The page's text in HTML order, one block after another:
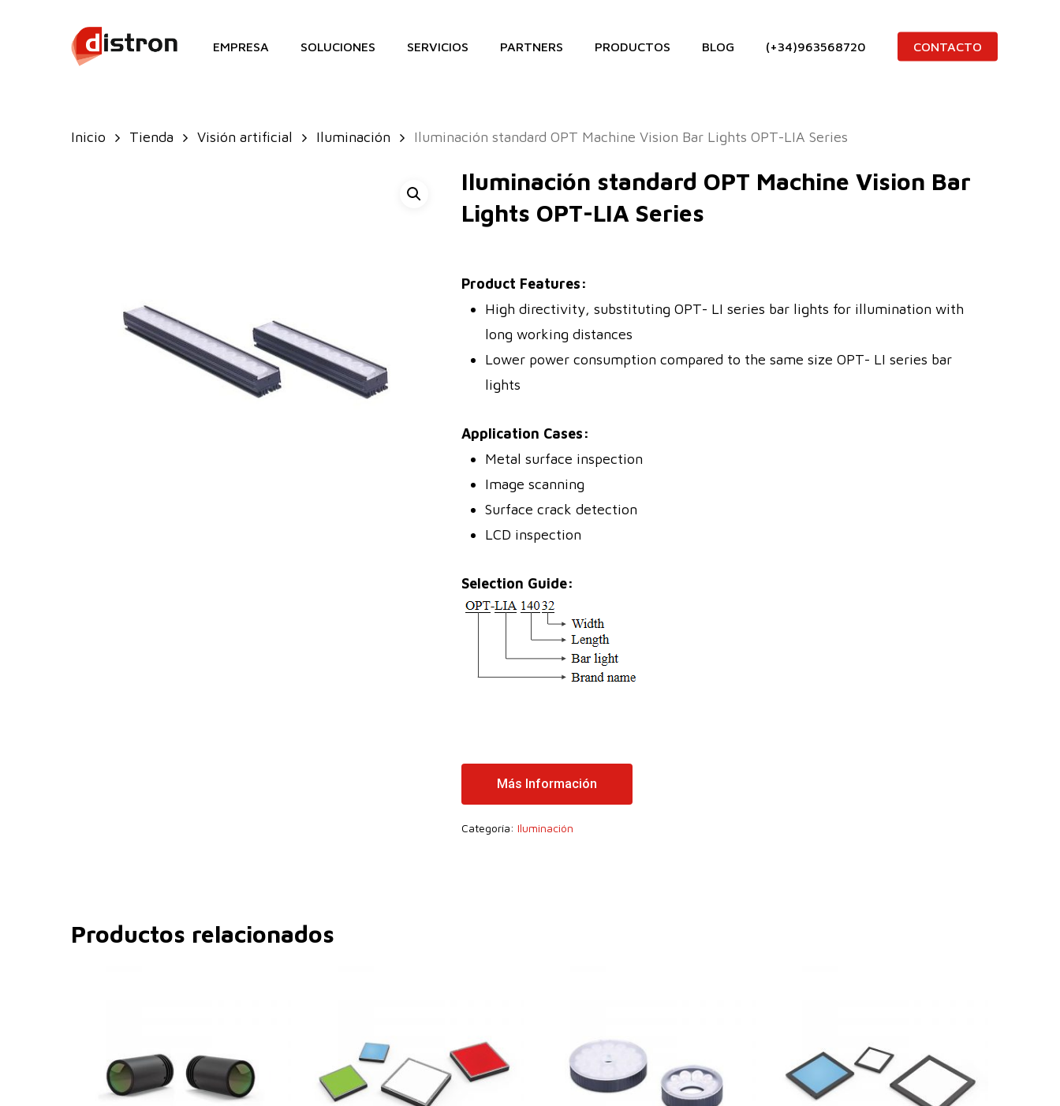
EMPRESA SOLUCIONES SERVICIOS PARTNERS PRODUCTOS BLOG (+34)963568720 CONTACTO
Inicio Tienda Visión artificial Iluminación Iluminación standard OPT Machine Vision Bar Lights OPT-LIA Series
Iluminación standard OPT Machine Vision Bar
Lights OPT-LIA Series
Product Features:
High directivity, substituting OPT- LI series bar lights for illumination with
long working distances
Lower power consumption compared to the same size OPT- LI series bar
lights
Application Cases:
Metal surface inspection
Image scanning
Surface crack detection
LCD inspection
Selection Guide:
Más Información
Categoría: Iluminación
Productos relacionados